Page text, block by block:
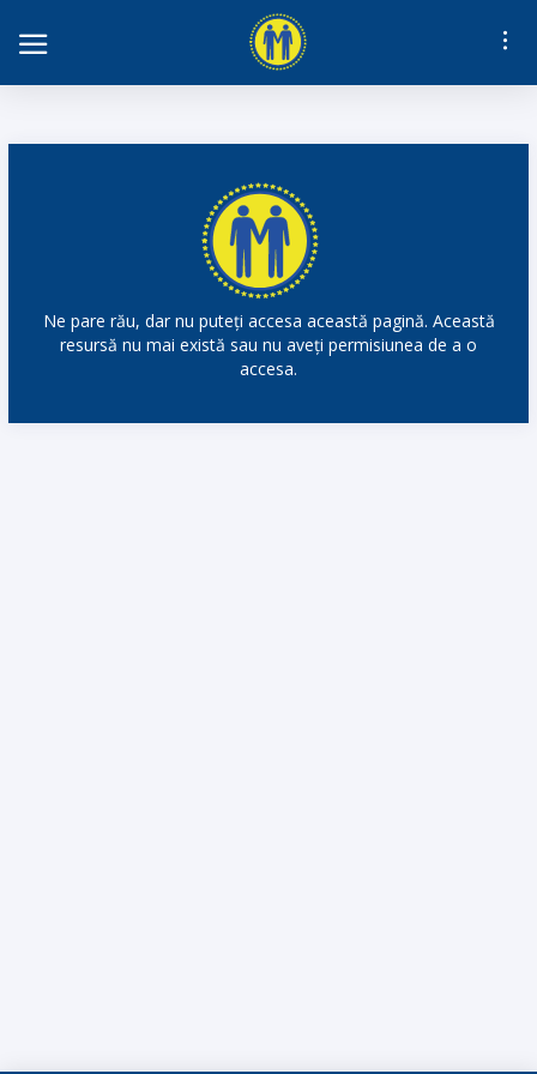
„Solidaritatea Sanitară” din România
Ne pare rău, dar nu puteți accesa această pagină. Această
resursă nu mai există sau nu aveți permisiunea de a o
accesa.